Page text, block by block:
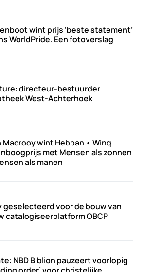
wint prijs ‘beste statement’
WorldPride. Een fotoverslag
directeur-bestuurder
West-Achterhoek
Macrooy wint Hebban • Winq
met Mensen als zonnen
als manen
geselecteerd voor de bouw van
catalogiseerplatform OBCP
NBD Biblion pauzeert voorlopig